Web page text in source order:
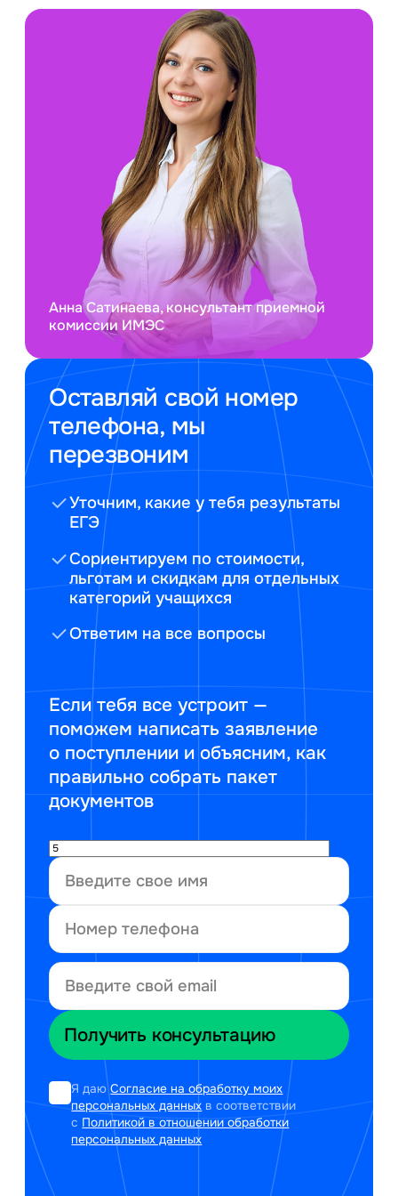
Оставляй свой номер
телефона, мы
перезвоним
Уточним, какие у тебя результаты
ЕГЭ
Сориентируем по стоимости,
льготам и скидкам для отдельных
категорий учащихся
Ответим на все вопросы
Если тебя все устроит —
поможем написать заявление
о поступлении и объясним, как
правильно собрать пакет
документов
Я даюСогласие на обработку моих
персональных данных в соответствии
с Политикой в отношении обработки
персональных данных
Анна Сатинаева, консультант приемной
комиссии ИМЭС